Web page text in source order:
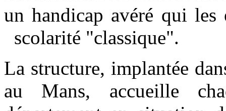
un handicap avéré qui les
scolarité "classique".
La structure, implantée
au Mans, accueille